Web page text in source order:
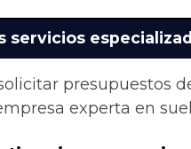
servicios
presupuestos
experta en